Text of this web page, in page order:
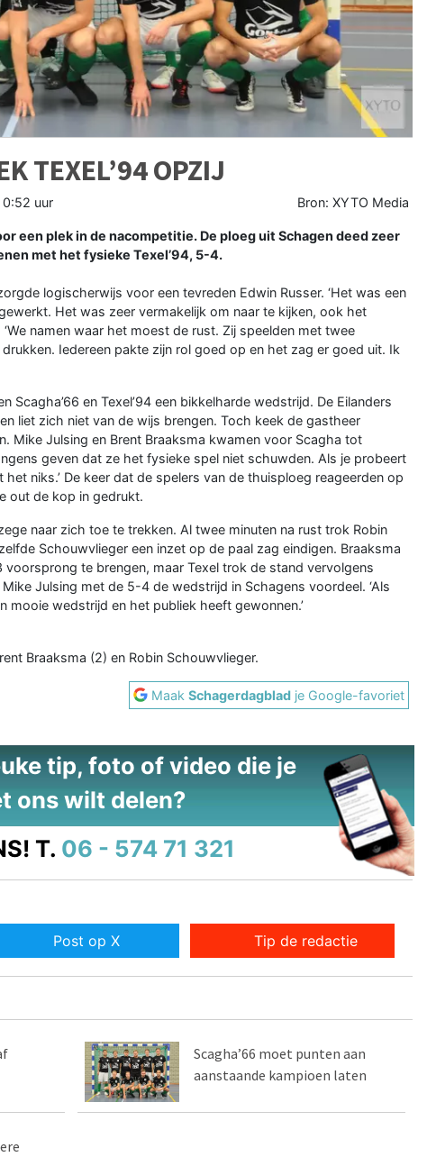
TEXEL’94 OPZIJ
uur Bron: XYTO Media
een plek in de nacompetitie. De ploeg uit Schagen deed zeer
met het fysieke Texel’94, 5-4.
logischerwijs voor een tevreden Edwin Russer. ‘Het was een
Het was zeer vermakelijk om naar te kijken, ook het
namen waar het moest de rust. Zij speelden met twee
Iedereen pakte zijn rol goed op en het zag er goed uit. Ik
Scagha’66 en Texel’94 een bikkelharde wedstrijd. De Eilanders
liet zich niet van de wijs brengen. Toch keek de gastheer
Mike Julsing en Brent Braaksma kwamen voor Scagha tot
geven dat ze het fysieke spel niet schuwden. Als je probeert
niks.’ De keer dat de spelers van de thuisploeg reageerden op
out de kop in gedrukt.
naar zich toe te trekken. Al twee minuten na rust trok Robin
Schouwvlieger een inzet op de paal zag eindigen. Braaksma
te brengen, maar Texel trok de stand vervolgens
Julsing met de 5-4 de wedstrijd in Schagens voordeel. ‘Als
mooie wedstrijd en het publiek heeft gewonnen.’
Braaksma (2) en Robin Schouwvlieger.
MaakSchagerdagblad je Google-favoriet
tip, foto of video die je
ons wilt delen?
T. 06 - 574 71 321
Post op X Tip de redactie
Scagha’66 moet punten aan
aanstaande kampioen laten